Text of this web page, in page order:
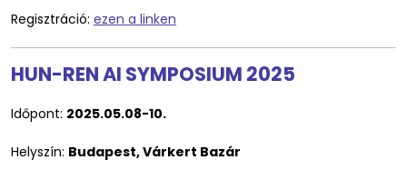
Regisztráció: ezen a linken
HUN-REN AI SYMPOSIUM 2025
Időpont: 2025.05.08-10.
Helyszín: Budapest, Várkert Bazár